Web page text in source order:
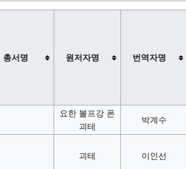
총서명 원저자명 번역자명
요한 볼프강 폰
괴테
박계수
괴테 이인선